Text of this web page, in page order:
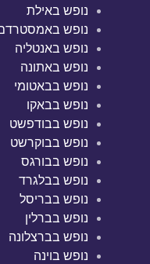
נופש באילת
נופש
נופש באנטליה
נופש באתונה
נופש בבאטומי
נופש בבאקו
נופש בבודפשט
נופש בבוקרשט
נופש בבורגס
נופש בבלגרד
נופש בבריסל
נופש בברלין
נופש בברצלונה
נופש בוינה